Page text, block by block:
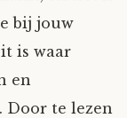
bij jouw
is waar
en
Door te lezen